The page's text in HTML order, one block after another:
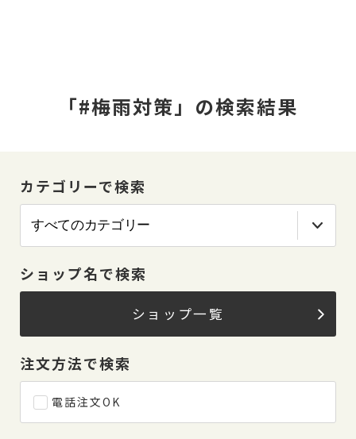
「#梅雨対策」の検索結果
カテゴリーで検索
ショップ名で検索
ショップ一覧
注文方法で検索
電話注文OK